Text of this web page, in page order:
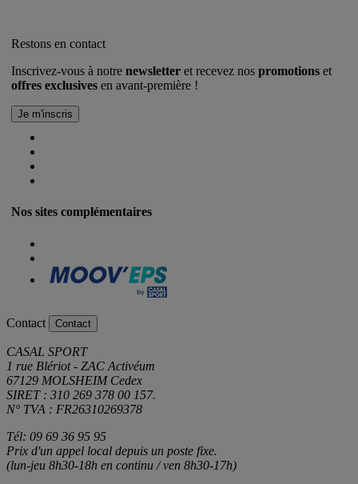
Restons en contact
Inscrivez-vous à notre newsletter et recevez nos promotions et
offres exclusives en avant-première !
Nos sites complémentaires
Contact Contact
CASAL SPORT
1 rue Blériot - ZAC Activéum
67129 MOLSHEIM Cedex
SIRET : 310 269 378 00 157.
N° TVA : FR26310269378
Tél: 09 69 36 95 95
Prix d'un appel local depuis un poste fixe.
(lun-jeu 8h30-18h en continu / ven 8h30-17h)